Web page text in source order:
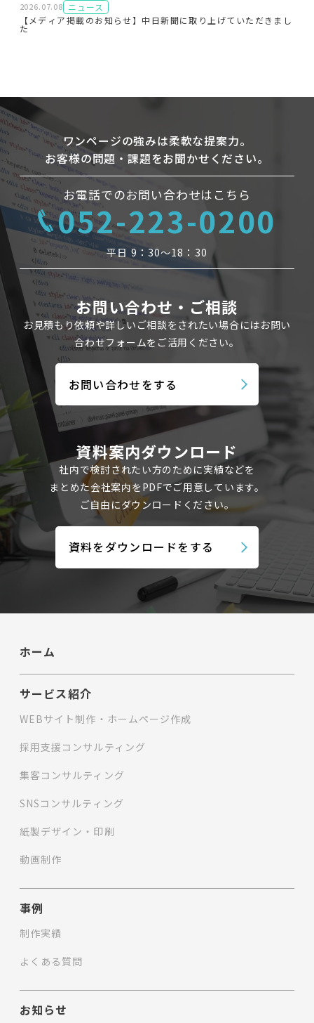
2026.07.08 ニュース
【メディア掲載のお知らせ】中日新聞に取り上げていただきまし
た
ワンページの強みは柔軟な提案力。
お客様の問題・課題をお聞かせください。
お電話でのお問い合わせはこちら
052-223-0200
平日 9：30〜18：30
お問い合わせ・ご相談
お見積もり依頼や詳しいご相談をされたい場合にはお問い
合わせフォームを ご活用ください。
お問い合わせをする
資料案内ダウンロード
社内で検討されたい方のために実績などを
まとめた会社案内をPDFでご用意しています。
ご自由にダウンロードください。
資料をダウンロードをする
ホーム
サービス紹介
WEBサイト制作・ホームページ作成
採用支援コンサルティング
集客コンサルティング
SNSコンサルティング
紙製デザイン・印刷
動画制作
事例
制作実績
よくある質問
お知らせ